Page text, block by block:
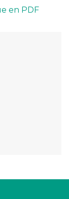
en PDF